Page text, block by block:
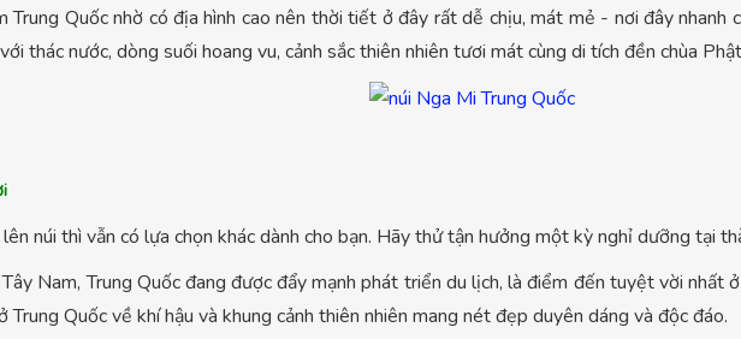
Trung Quốc nhờ có địa hình cao nên thời tiết ở đây rất dễ chịu, mát mẻ - nơi đây
thác nước, dòng suối hoang vu, cảnh sắc thiên nhiên tươi mát cùng di tích đền chùa
núi thì vẫn có lựa chọn khác dành cho bạn. Hãy thử tận hưởng một kỳ nghỉ dưỡng tại
Nam, Trung Quốc đang được đẩy mạnh phát triển du lịch, là điểm đến tuyệt vời
Quốc về khí hậu và khung cảnh thiên nhiên mang nét đẹp duyên dáng và độc đáo.